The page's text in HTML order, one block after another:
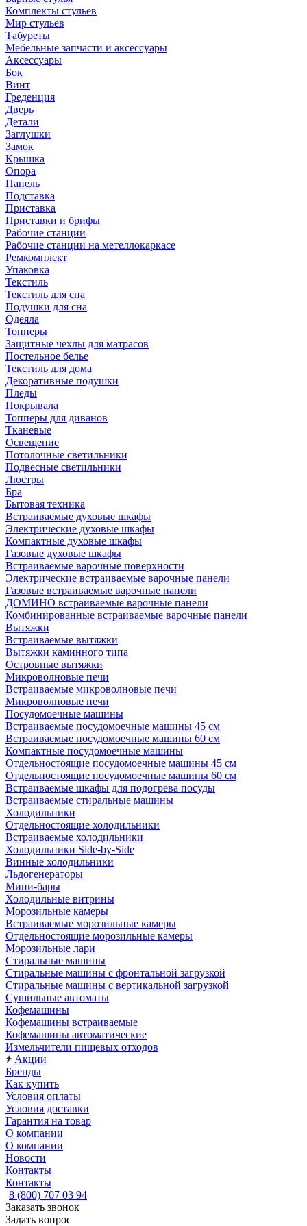
Комплекты стульев
Мир стульев
Табуреты
Мебельные запчасти и аксессуары
Аксессуары
Бок
Винт
Греденция
Дверь
Детали
Заглушки
Замок
Крышка
Опора
Панель
Подставка
Приставка
Приставки и брифы
Рабочие станции
Рабочие станции на метеллокаркасе
Ремкомплект
Упаковка
Текстиль
Текстиль для сна
Подушки для сна
Одеяла
Топперы
Защитные чехлы для матрасов
Постельное белье
Текстиль для дома
Декоративные подушки
Пледы
Покрывала
Топперы для диванов
Тканевые
Освещение
Потолочные светильники
Подвесные светильники
Люстры
Бра
Бытовая техника
Встраиваемые духовые шкафы
Электрические духовые шкафы
Компактные духовые шкафы
Газовые духовые шкафы
Встраиваемые варочные поверхности
Электрические встраиваемые варочные панели
Газовые встраиваемые варочные панели
ДОМИНО встраиваемые варочные панели
Комбинированные встраиваемые варочные панели
Вытяжки
Встраиваемые вытяжки
Вытяжки каминного типа
Островные вытяжки
Микроволновые печи
Встраиваемые микроволновые печи
Микроволновые печи
Посудомоечные машины
Встраиваемые посудомоечные машины 45 см
Встраиваемые посудомоечные машины 60 см
Компактные посудомоечные машины
Отдельностоящие посудомоечные машины 45 см
Отдельностоящие посудомоечные машины 60 см
Встраиваемые шкафы для подогрева посуды
Встраиваемые стиральные машины
Холодильники
Отдельностоящие холодильники
Встраиваемые холодильники
Холодильники Side-by-Side
Винные холодильники
Льдогенераторы
Мини-бары
Холодильные витрины
Морозильные камеры
Встраиваемые морозильные камеры
Отдельностоящие морозильные камеры
Морозильные лари
Стиральные машины
Стиральные машины с фронтальной загрузкой
Стиральные машины с вертикальной загрузкой
Сушильные автоматы
Кофемашины
Кофемашины встраиваемые
Кофемашины автоматические
Измельчители пищевых отходов
Акции
Бренды
Как купить
Условия оплаты
Условия доставки
Гарантия на товар
О компании
О компании
Новости
Контакты
Контакты
8 (800) 707 03 94
Заказать звонок
Задать вопрос